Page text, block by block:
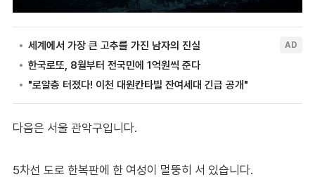
다음은 서울 관악구입니다.
5차선 도로 한복판에 한 여성이 멀뚱히 서 있습니다.